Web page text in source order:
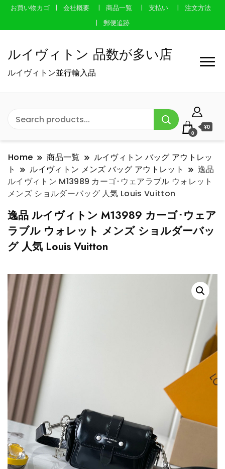
お買い物カゴ 会社概要 商品一覧 支払い
注文方法
郵便追跡
ルイヴィトン 品数が多い店
ルイヴィトン並行輸入品
0
¥0
Home 商品一覧
ルイヴィトン バッグ アウトレッ
ト
ルイヴィトン メンズ バッグ アウトレット
逸品
ルイヴィトン M13989 カーゴ･ウェアラブル ウォレット
メンズ ショルダーバッグ 人気 Louis Vuitton
逸品 ルイヴィトン M13989 カーゴ･ウェア
ラブル ウォレット メンズ ショルダーバッ
グ 人気 Louis Vuitton